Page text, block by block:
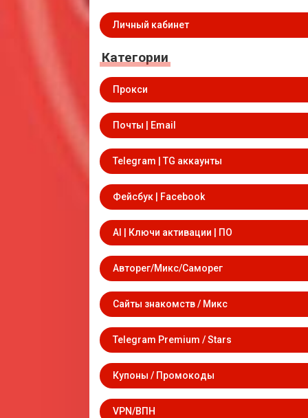
Личный кабинет
Категории
Прокси
Почты | Email
Telegram | TG аккаунты
Фейсбук | Facebook
AI | Ключи активации | ПО
Авторег/Микс/Саморег
Сайты знакомств / Микс
Telegram Premium / Stars
Купоны / Промокоды
VPN/ВПН